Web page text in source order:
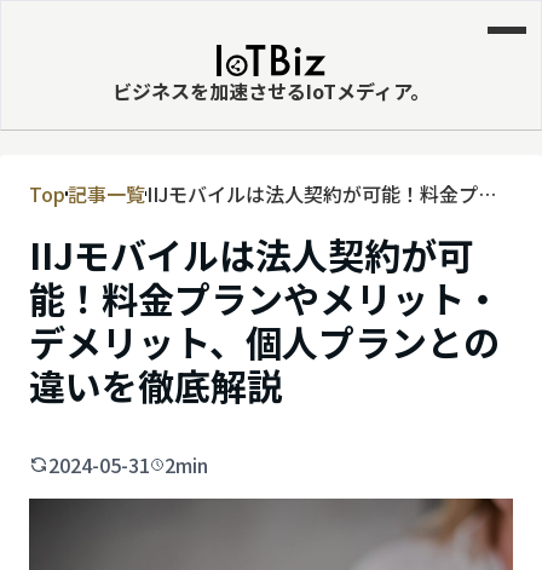
ビジネスを加速させるIoTメディア。
MVNE
エッジ
LPWA
DaaS
IaaS
ビッグデータ
Top記事一覧IIJモバイルは法人契約が可能！料金プラ
との違いを徹底解説
IIJモバイルは法人契約が可
能！料金プランやメリット・
デメリット、個人プランとの
違いを徹底解説
2024-05-31 2min